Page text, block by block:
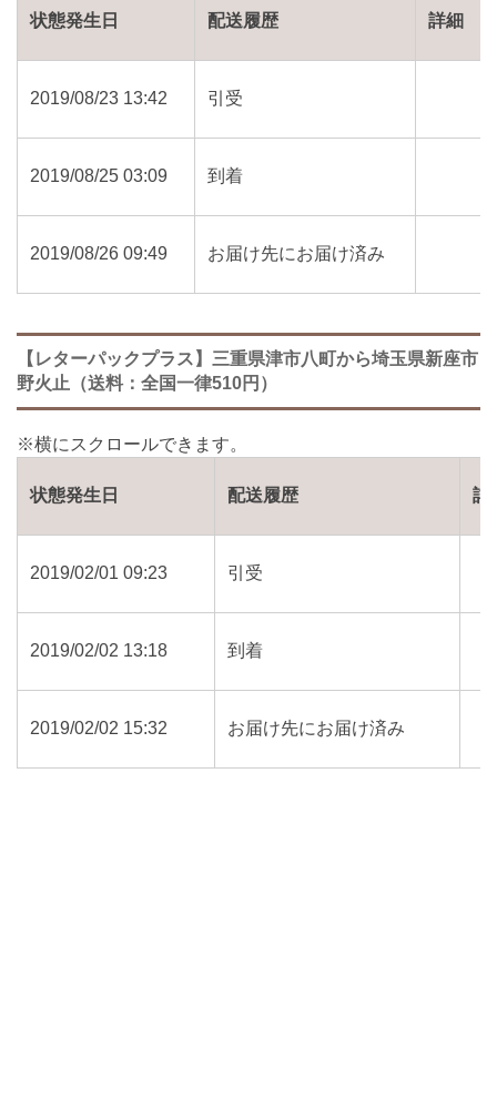
状態発生日 配送履歴 詳細
2019/08/23 13:42 引受
2019/08/25 03:09 到着
2019/08/26 09:49 お届け先にお届け済み
【レターパックプラス】三重県津市八町から埼玉県新座市
野火止（送料：全国一律510円）
状態発生日 配送履歴 詳
2019/02/01 09:23 引受
2019/02/02 13:18 到着
2019/02/02 15:32 お届け先にお届け済み